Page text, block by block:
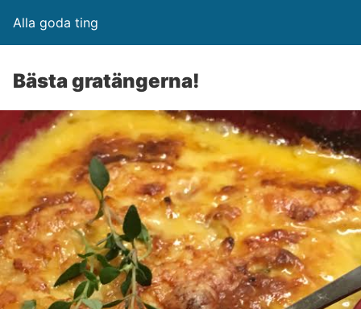
Alla goda ting
Bästa gratängerna!